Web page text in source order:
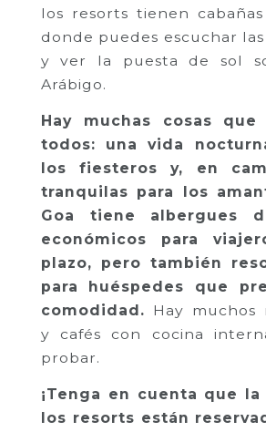
los resorts tienen
donde puedes escuchar
y ver la puesta de sol
Arábigo.
Hay muchas cosas que
todos: una vida
los fiesteros y, en
tranquilas para los
Goa tiene albergues
económicos para
plazo, pero también
para huéspedes que
comodidad. Hay muchos
y cafés con cocina
probar.
¡Tenga en cuenta que
los resorts están